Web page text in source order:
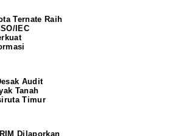
Ternate Raih
IEC
Audit
Tanah
Timur
Dilaporkan